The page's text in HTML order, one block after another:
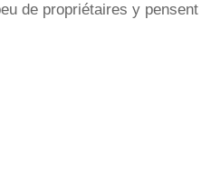
de propriétaires y pensent